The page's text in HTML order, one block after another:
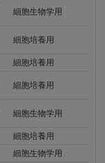
細胞生物学用
細胞培養用
細胞培養用
細胞培養用
細胞生物学用
細胞培養用
細胞生物学用